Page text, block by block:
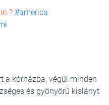
? #america
a kórházba, végül minden
és gyönyörű kislányt